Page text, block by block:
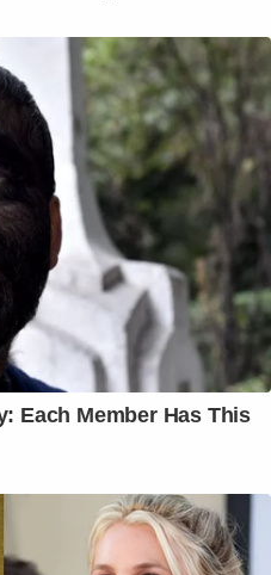
Each Member Has This